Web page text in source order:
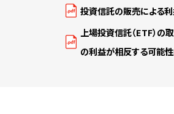
投資信託の販売による
上場投資信託（ETF）の
の利益が相反する可能